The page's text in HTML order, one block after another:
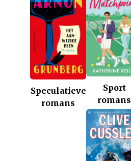
Speculatieve
romans
Sport
romans